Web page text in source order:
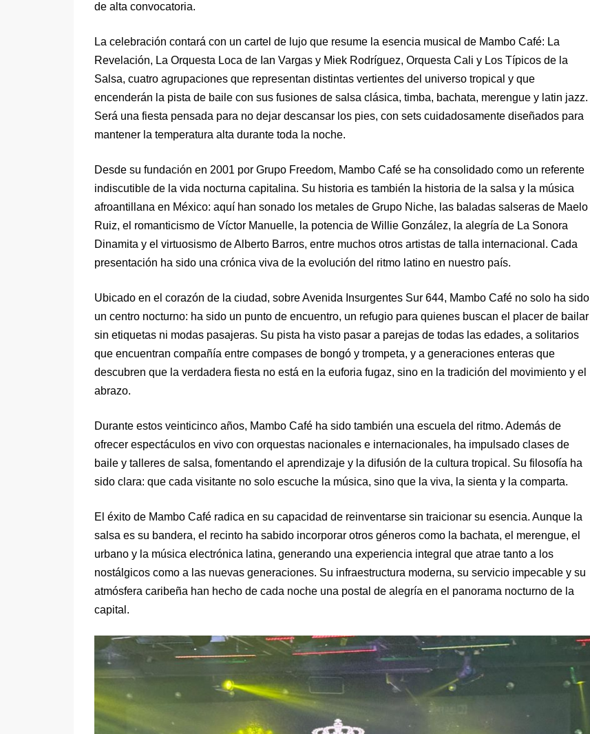
de alta convocatoria.
La celebración contará con un cartel de lujo que resume la esencia musical de Mambo Café: La
Revelación, La Orquesta Loca de Ian Vargas y Miek Rodríguez, Orquesta Cali y Los Típicos de la
Salsa, cuatro agrupaciones que representan distintas vertientes del universo tropical y que
encenderán la pista de baile con sus fusiones de salsa clásica, timba, bachata, merengue y latin jazz.
Será una fiesta pensada para no dejar descansar los pies, con sets cuidadosamente diseñados para
mantener la temperatura alta durante toda la noche.
Desde su fundación en 2001 por Grupo Freedom, Mambo Café se ha consolidado como un referente
indiscutible de la vida nocturna capitalina. Su historia es también la historia de la salsa y la música
afroantillana en México: aquí han sonado los metales de Grupo Niche, las baladas salseras de Maelo
Ruiz, el romanticismo de Víctor Manuelle, la potencia de Willie González, la alegría de La Sonora
Dinamita y el virtuosismo de Alberto Barros, entre muchos otros artistas de talla internacional. Cada
presentación ha sido una crónica viva de la evolución del ritmo latino en nuestro país.
Ubicado en el corazón de la ciudad, sobre Avenida Insurgentes Sur 644, Mambo Café no solo ha sido
un centro nocturno: ha sido un punto de encuentro, un refugio para quienes buscan el placer de bailar
sin etiquetas ni modas pasajeras. Su pista ha visto pasar a parejas de todas las edades, a solitarios
que encuentran compañía entre compases de bongó y trompeta, y a generaciones enteras que
descubren que la verdadera fiesta no está en la euforia fugaz, sino en la tradición del movimiento y el
abrazo.
Durante estos veinticinco años, Mambo Café ha sido también una escuela del ritmo. Además de
ofrecer espectáculos en vivo con orquestas nacionales e internacionales, ha impulsado clases de
baile y talleres de salsa, fomentando el aprendizaje y la difusión de la cultura tropical. Su filosofía ha
sido clara: que cada visitante no solo escuche la música, sino que la viva, la sienta y la comparta.
El éxito de Mambo Café radica en su capacidad de reinventarse sin traicionar su esencia. Aunque la
salsa es su bandera, el recinto ha sabido incorporar otros géneros como la bachata, el merengue, el
urbano y la música electrónica latina, generando una experiencia integral que atrae tanto a los
nostálgicos como a las nuevas generaciones. Su infraestructura moderna, su servicio impecable y su
atmósfera caribeña han hecho de cada noche una postal de alegría en el panorama nocturno de la
capital.